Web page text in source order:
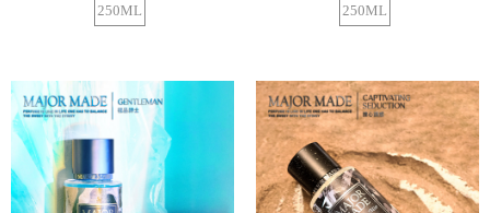
250ML 250ML